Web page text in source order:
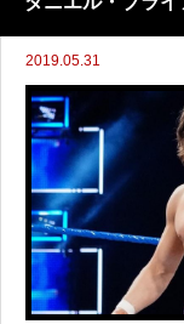
2019.05.31